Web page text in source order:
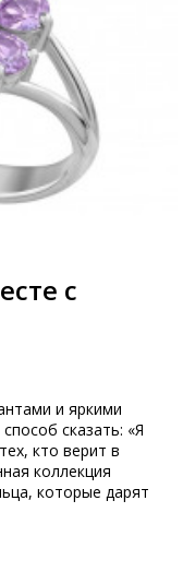
с
и яркими
сказать: «Я
кто верит в
коллекция
которые дарят